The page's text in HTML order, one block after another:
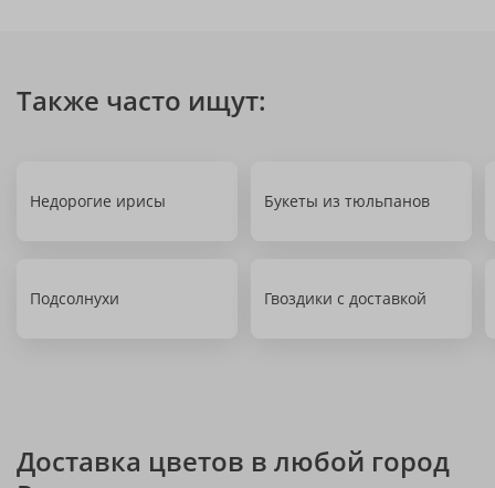
Также часто ищут:
Недорогие ирисы Букеты из тюльпанов
Подсолнухи Гвоздики с доставкой
Доставка цветов в любой город